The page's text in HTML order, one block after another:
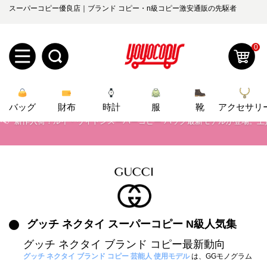
スーパーコピー優良店｜ブランド コピー・n級コピー激安通販の先駆者
規
ロ
ーお
0
バッグ 財布 時計 服 靴 アクセサリ
新作入荷！ルイ・ヴィトンスーパーコピー バッグ最新モデルが登場。
当店は正真正銘のn級スーパーコピーのみ取扱い。最高品質の再現度を
2026春の新作続々更新中！期間中のご注文でお得な割引をご利用いただ
グッチ ネクタイ スーパーコピー N級人気集
グッチ ネクタイ ブランド コピー最新動向
グッチ ネクタイ ブランド コピー 芸能人 使用モデルは、GGモノグラム